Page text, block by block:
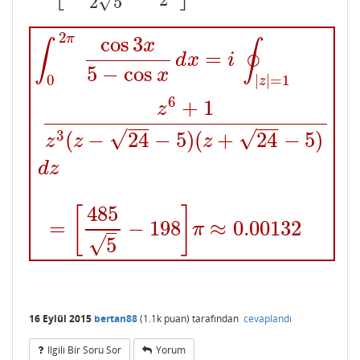
∫ 2π
0
cos3x
5 − cos x
dx = i ∮ z| =1
z6 + 1
z3(z − 24
−−
√ − 5)(z + 24
−−
√ − 5)
dz
=
485
5
–
√
− 198] π ≈ 0.00132
2πcos cosx 3
16 Eylül 2015 bertan88(1.1k puan) tarafından cevaplandı
Ilgili Bir Soru Sor Yorum